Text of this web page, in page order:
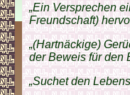
„Ein Versprechen
Freundschaft)
„(Hartnäckige)
der Beweis für den
„Suchet den